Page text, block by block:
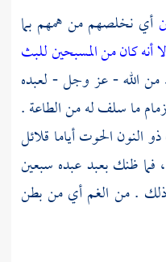
أي نخلصهم من همهم بما
أنه كان من المسبحين للبث
الله - عز وجل - لعبده
ما سلف له من الطاعة .
الحوت أياما قلائل
، فما ظنك بعبد عبده سبعين
. من الغم أي من بطن